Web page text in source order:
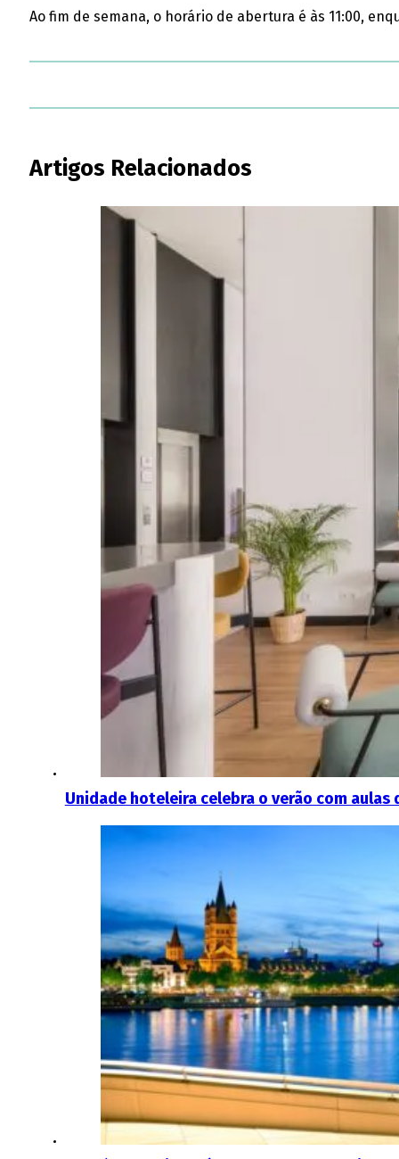
Ao fim de semana, o horário de abertura é às 11:00,
Artigos Relacionados
Unidade hoteleira celebra o verão com aulas